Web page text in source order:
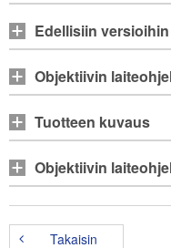
Edellisiin
Objektiivin
Tuotteen kuvaus
Objektiivin
Takaisin